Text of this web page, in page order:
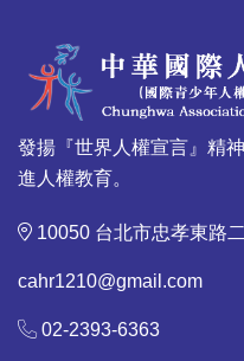
發揚『世界人權宣言』精
進人權教育。
10050 台北市忠孝東路
cahr1210@gmail.com
02-2393-6363